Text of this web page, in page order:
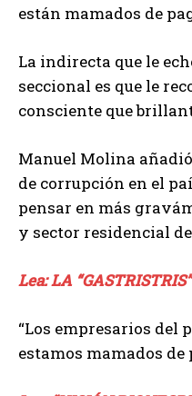
están mamados de
La indirecta que le
seccional es que le
consciente que
Manuel Molina
de corrupción en el
pensar en más
y sector residencial
Lea: LA
“Los empresarios del
estamos mamados de